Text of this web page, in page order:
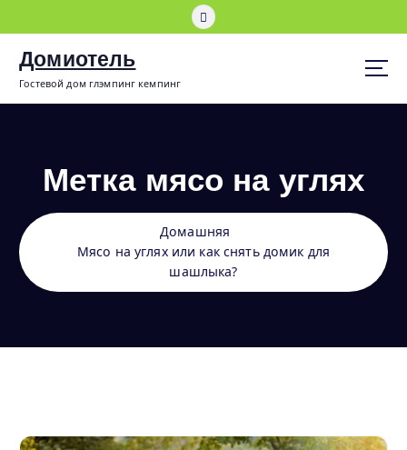
т
м
Домиотель
Гостевой дом глэмпинг кемпинг
Метка мясо на углях
Домашняя
Мясо на углях или как снять домик для
шашлыка?